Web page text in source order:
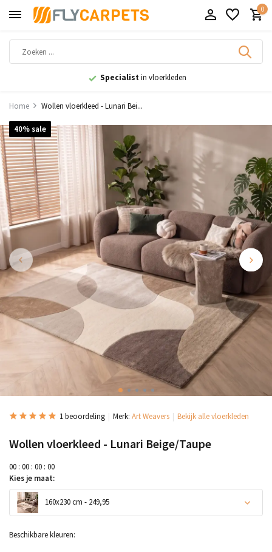
0
9,1uit 11.000+ beoordelingen
Home Wollen vloerkleed - Lunari Bei...
40% sale
1 beoordeling Merk: Art Weavers Bekijk alle vloerkleden
Wollen vloerkleed - Lunari Beige/Taupe
00 : 00 : 00 : 00
Kies je maat:
160x230 cm - 249,95
Beschikbare kleuren: